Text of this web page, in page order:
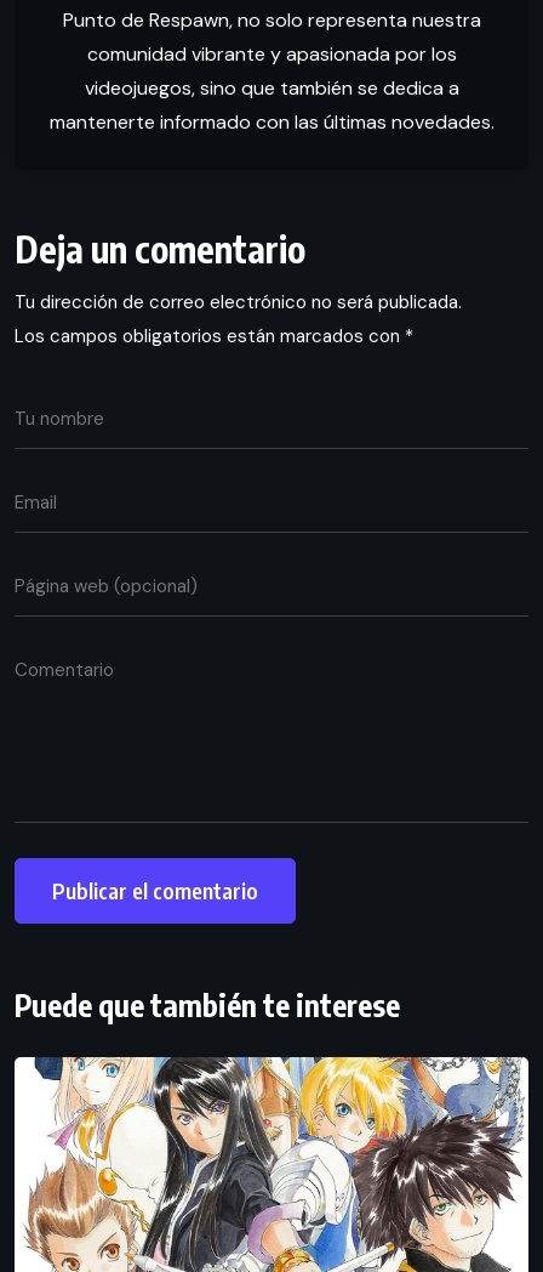
Punto de Respawn, no solo representa nuestra
comunidad vibrante y apasionada por los
videojuegos, sino que también se dedica a
mantenerte informado con las últimas novedades.
Deja un comentario
Tu dirección de correo electrónico no será publicada.
Los campos obligatorios están marcados con *
Puede que también te interese